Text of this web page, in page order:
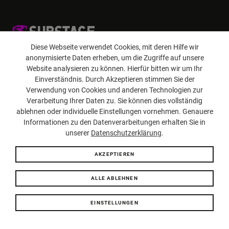
Diese Webseite verwendet Cookies, mit deren Hilfe wir
anonymisierte Daten erheben, um die Zugriffe auf unsere
Website analysieren zu können. Hierfür bitten wir um Ihr
Einverständnis. Durch Akzeptieren stimmen Sie der
Verwendung von Cookies und anderen Technologien zur
Verarbeitung Ihrer Daten zu. Sie können dies vollständig
ablehnen oder individuelle Einstellungen vornehmen. Genauere
Informationen zu den Datenverarbeitungen erhalten Sie in
unserer Datenschutzerklärung.
AKZEPTIEREN
ALLE ABLEHNEN
EINSTELLUNGEN
Impressum Jugendschutz FAQ Datenschutz © SUBSTAGE